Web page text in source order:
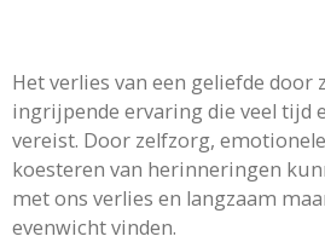
Het verlies van een geliefde door
ingrijpende ervaring die veel tijd
vereist. Door zelfzorg,
koesteren van herinneringen
met ons verlies en langzaam
evenwicht vinden.